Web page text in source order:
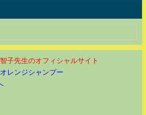
子先生のオフィシャルサイト
レンジシャンプー